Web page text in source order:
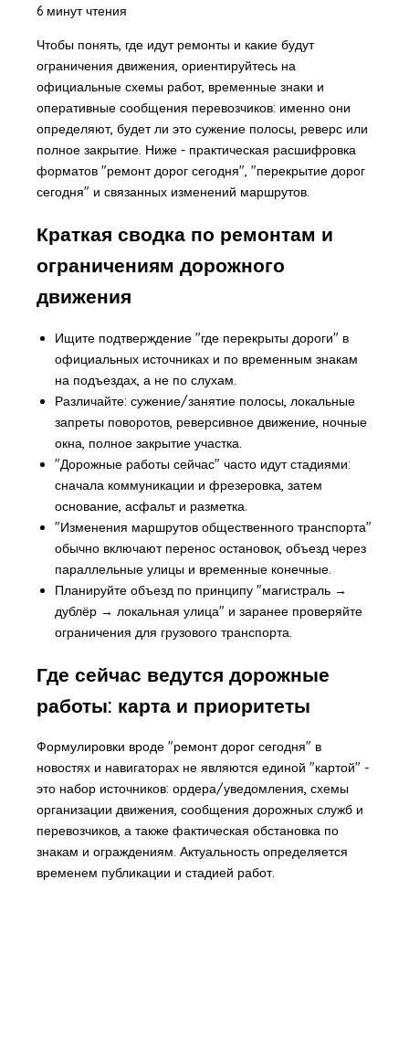
6 минут чтения
Чтобы понять, где идут ремонты и какие будут
ограничения движения, ориентируйтесь на
официальные схемы работ, временные знаки и
оперативные сообщения перевозчиков: именно они
определяют, будет ли это сужение полосы, реверс или
полное закрытие. Ниже - практическая расшифровка
форматов "ремонт дорог сегодня", "перекрытие дорог
сегодня" и связанных изменений маршрутов.
Краткая сводка по ремонтам и
ограничениям дорожного
движения
Ищите подтверждение "где перекрыты дороги" в
официальных источниках и по временным знакам
на подъездах, а не по слухам.
Различайте: сужение/занятие полосы, локальные
запреты поворотов, реверсивное движение, ночные
окна, полное закрытие участка.
"Дорожные работы сейчас" часто идут стадиями:
сначала коммуникации и фрезеровка, затем
основание, асфальт и разметка.
"Изменения маршрутов общественного транспорта"
обычно включают перенос остановок, объезд через
параллельные улицы и временные конечные.
Планируйте объезд по принципу "магистраль →
дублёр → локальная улица" и заранее проверяйте
ограничения для грузового транспорта.
Где сейчас ведутся дорожные
работы: карта и приоритеты
Формулировки вроде "ремонт дорог сегодня" в
новостях и навигаторах не являются единой "картой" -
это набор источников: ордера/уведомления, схемы
организации движения, сообщения дорожных служб и
перевозчиков, а также фактическая обстановка по
знакам и ограждениям. Актуальность определяется
временем публикации и стадией работ.